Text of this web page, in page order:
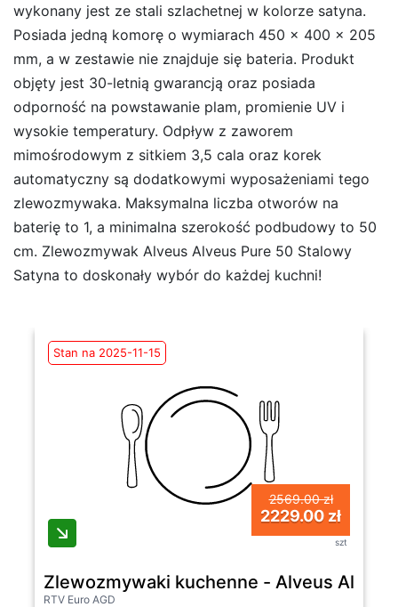
wykonany jest ze stali szlachetnej w kolorze satyna.
Posiada jedną komorę o wymiarach 450 x 400 x 205
mm, a w zestawie nie znajduje się bateria. Produkt
objęty jest 30-letnią gwarancją oraz posiada
odporność na powstawanie plam, promienie UV i
wysokie temperatury. Odpływ z zaworem
mimośrodowym z sitkiem 3,5 cala oraz korek
automatyczny są dodatkowymi wyposażeniami tego
zlewozmywaka. Maksymalna liczba otworów na
baterię to 1, a minimalna szerokość podbudowy to 50
cm. Zlewozmywak Alveus Alveus Pure 50 Stalowy
Satyna to doskonały wybór do każdej kuchni!
Stan na 2025-11-15
2569.00 zł
2229.00 zł
szt
Zlewozmywaki kuchenne - Alveus
RTV Euro AGD